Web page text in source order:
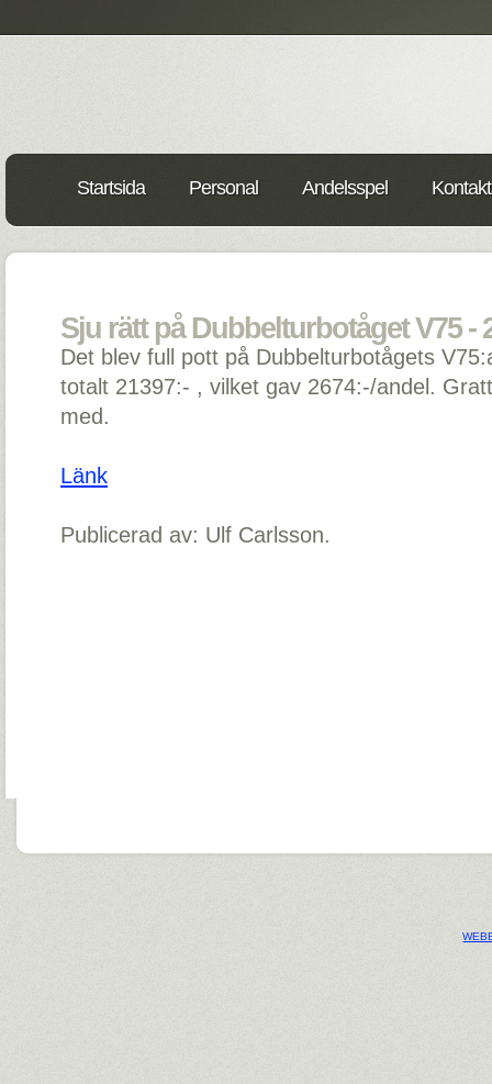
Startsida Personal Andelsspel
Sju rätt på Dubbelturbotåget V75 -
Det blev full pott på Dubbelturbotågets
totalt 21397:- , vilket gav 2674:-/andel.
med.
Länk
Publicerad av: Ulf Carlsson.